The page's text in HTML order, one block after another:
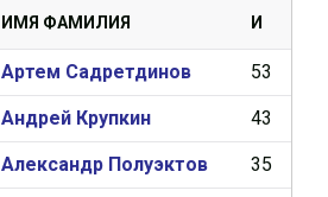
ИМЯ ФАМИЛИЯ И
Артем Садретдинов 53
Андрей Крупкин 43
Александр Полуэктов 35